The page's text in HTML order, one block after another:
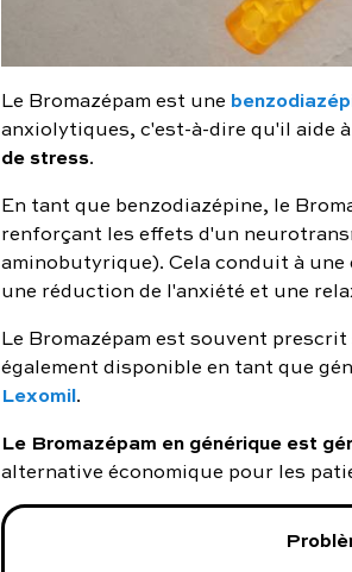
Le Bromazépam est une
anxiolytiques, c'est-à-dire qu'il aide à
de stress.
En tant que benzodiazépine, le
renforçant les effets d'un
aminobutyrique). Cela conduit à
une réduction de l'anxiété et une
Le Bromazépam est souvent
également disponible en tant que
Lexomil.
Le Bromazépam en générique est
alternative économique pour les